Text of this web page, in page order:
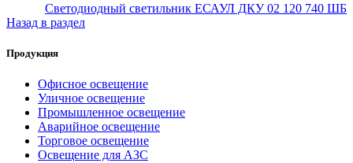
Светодиодный светильник ЕСАУЛ ДКУ 02 120 740 ШБ
Назад в раздел
Продукция
Офисное освещение
Уличное освещение
Промышленное освещение
Аварийное освещение
Торговое освещение
Освещение для АЗС